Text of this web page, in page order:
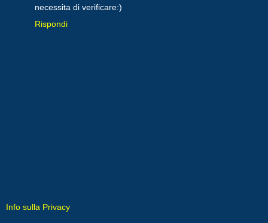
necessita di verificare:)
Rispondi
Info sulla Privacy